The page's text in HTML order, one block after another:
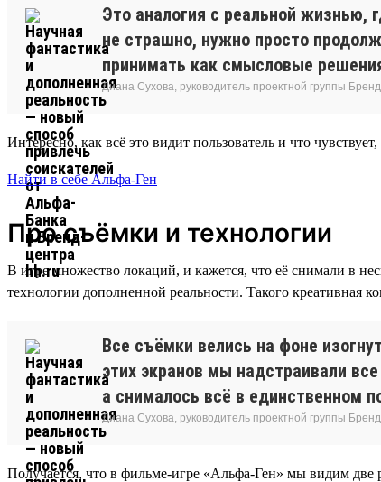
Это аналогия с реальной жизнью,
не страшно, нужно просто
принимать как смысловые
Диана Сухова, руководитель проектной группы
Интересно, как всё это видит пользователь и что
Найти в себе Альфа-Ген
Про съёмки и технологии
В игре множество локаций, и кажется, что её снимали в
технологии дополненной реальности. Такого креативная
Все съёмки велись на фоне
этих экранов мы надстраивали
а снималось всё в единственном
Диана Сухова, руководитель проектной группы
Получается, что в фильме-игре «Альфа-Ген» мы видим две